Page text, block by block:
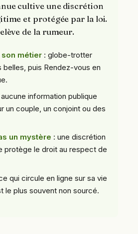
cultive une discrétion
et protégée par la loi.
de la rumeur.
son métier : globe-trotter
belles, puis Rendez-vous en
aucune information publique
un couple, un conjoint ou des
un mystère : une discrétion
protège le droit au respect de
qui circule en ligne sur sa vie
le plus souvent non sourcé.